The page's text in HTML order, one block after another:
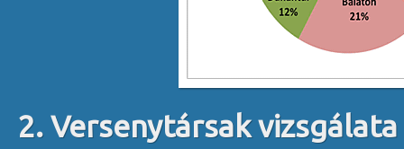
2. Versenytársak vizsgálata